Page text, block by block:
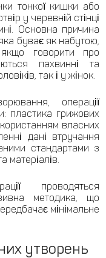
тонкої кишки або
у черевній стінці
Основна причина
буває як набутою,
говорити про
пахвинні та
так і у жінок.
операції
пластика грижових
власних
дані втручання
стандартами з
матеріалів.
проводяться
методика, що
мінімальне
утворень